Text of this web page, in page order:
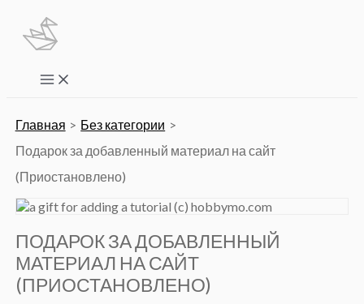
Перейти
содержимому
Main
Menu
Главная
Без категории
Подарок за добавленный материал на сайт
(Приостановлено)
ПОДАРОК ЗА ДОБАВЛЕННЫЙ
МАТЕРИАЛ НА САЙТ
(ПРИОСТАНОВЛЕНО)